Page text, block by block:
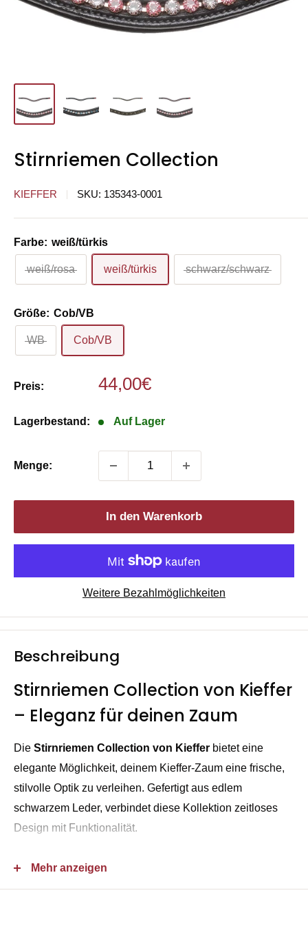
Stirnriemen Collection
KIEFFER SKU: 135343-0001
Farbe: weiß/türkis
weiß/rosa weiß/türkis schwarz/schwarz
Größe: Cob/VB
WB Cob/VB
Preis: Sonderpreis
44,00€
Lagerbestand: Auf Lager
Menge:
In den Warenkorb
Weitere Bezahlmöglichkeiten
Beschreibung
Stirnriemen Collection von Kieffer
– Eleganz für deinen Zaum
Die Stirnriemen Collection von Kieffer bietet eine
elegante Möglichkeit, deinem Kieffer-Zaum eine frische,
stilvolle Optik zu verleihen. Gefertigt aus edlem
schwarzem Leder, verbindet diese Kollektion zeitloses
Design mit Funktionalität.
Vielseitigkeit und Stil
Mehr anzeigen